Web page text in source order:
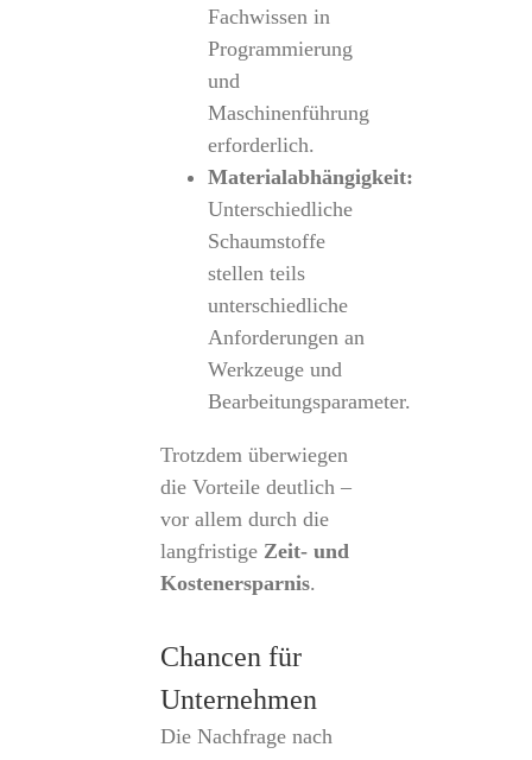
Fachwissen in
Programmierung
und
Maschinenführung
erforderlich.
Materialabhängigkeit:
Unterschiedliche
Schaumstoffe
stellen teils
unterschiedliche
Anforderungen an
Werkzeuge und
Bearbeitungsparameter.
Trotzdem überwiegen
die Vorteile deutlich –
vor allem durch die
langfristige Zeit- und
Kostenersparnis.
Chancen für
Unternehmen
Die Nachfrage nach